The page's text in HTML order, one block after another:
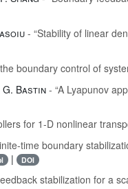
- “Stability of linear
boundary control of
G. Bastin - “A Lyapunov
for 1-D nonlinear
time boundary
| DOI
stabilization for a